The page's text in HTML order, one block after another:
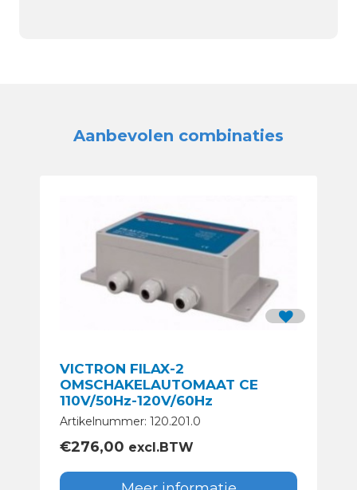
Aanbevolen combinaties
VICTRON FILAX-2
OMSCHAKELAUTOMAAT CE
110V/50Hz-120V/60Hz
Artikelnummer: 120.201.0
€276,00 excl.BTW